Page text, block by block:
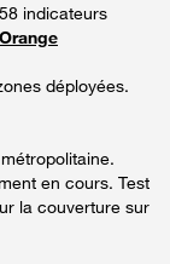
indicateurs
déployées.
en cours. Test
la couverture sur